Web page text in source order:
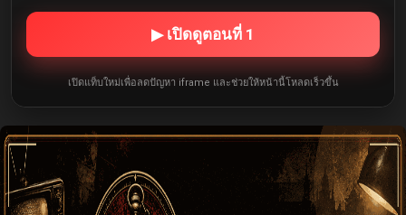
▶ เปิดดูตอนที่ 1
เปิดแท็บใหม่เพื่อลดปัญหา iframe และช่วยให้หน้านี้โหลดเร็วขึ้น